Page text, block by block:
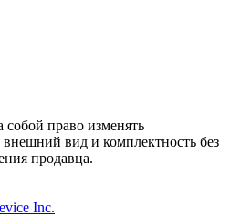
собой право изменять
внешний вид и комплектность без
продавца.
Inc.